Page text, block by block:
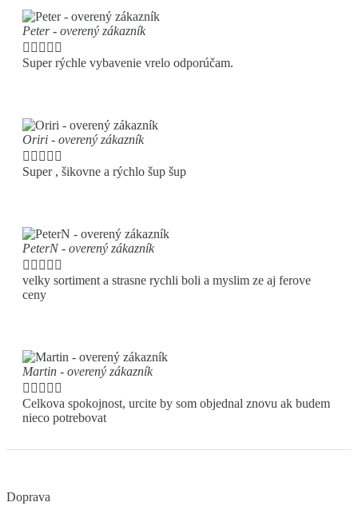
Peter - overený zákazník
    
Super rýchle vybavenie vrelo odporúčam.
Oriri - overený zákazník
    
Super , šikovne a rýchlo šup šup
PeterN - overený zákazník
    
velky sortiment a strasne rychli boli a myslim ze aj ferove
ceny
Martin - overený zákazník
    
Celkova spokojnost, urcite by som objednal znovu ak budem
nieco potrebovat
Doprava